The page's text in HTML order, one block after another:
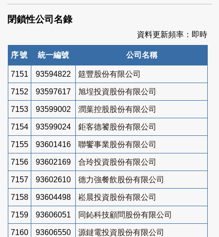
索
閉鎖性公司名錄
資料更新頻率：即時
序號 統一編號 公司名稱
7151 93594822 筵豐股份有限公司
7152 93597617 旭埕投資股份有限公司
7153 93599002 潤葉控股股份有限公司
7154 93599024 鉅客德饕股份有限公司
7155 93601416 聯饗事業股份有限公司
7156 93602169 合玲投資股份有限公司
7157 93602610 德力強餐飲股份有限公司
7158 93604498 崧晨投資股份有限公司
7159 93606051 同鈊科技顧問股份有限公司
7160 93606550 源鐽電投資股份有限公司